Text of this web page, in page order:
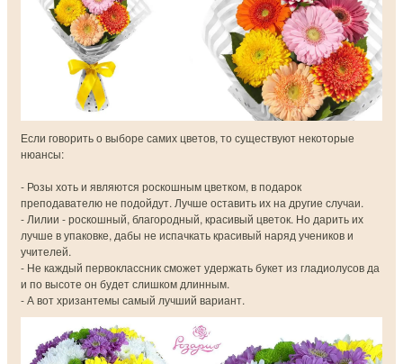
Если говорить о выборе самих цветов, то существуют некоторые
нюансы:
- Розы хоть и являются роскошным цветком, в подарок
преподавателю не подойдут. Лучше оставить их на другие случаи.
- Лилии - роскошный, благородный, красивый цветок. Но дарить их
лучше в упаковке, дабы не испачкать красивый наряд учеников и
учителей.
- Не каждый первоклассник сможет удержать букет из гладиолусов да
и по высоте он будет слишком длинным.
- А вот хризантемы самый лучший вариант.